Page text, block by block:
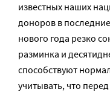
известных наших
доноров в
нового года резко
разминка и
способствуют
учитывать, что